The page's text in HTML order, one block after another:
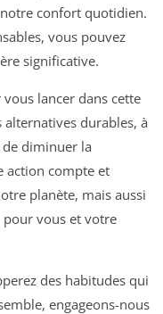
confort quotidien.
vous pouvez
significative.
lancer dans cette
durables, à
diminuer la
action compte et
planète, mais aussi
vous et votre
des habitudes qui
engageons-nous